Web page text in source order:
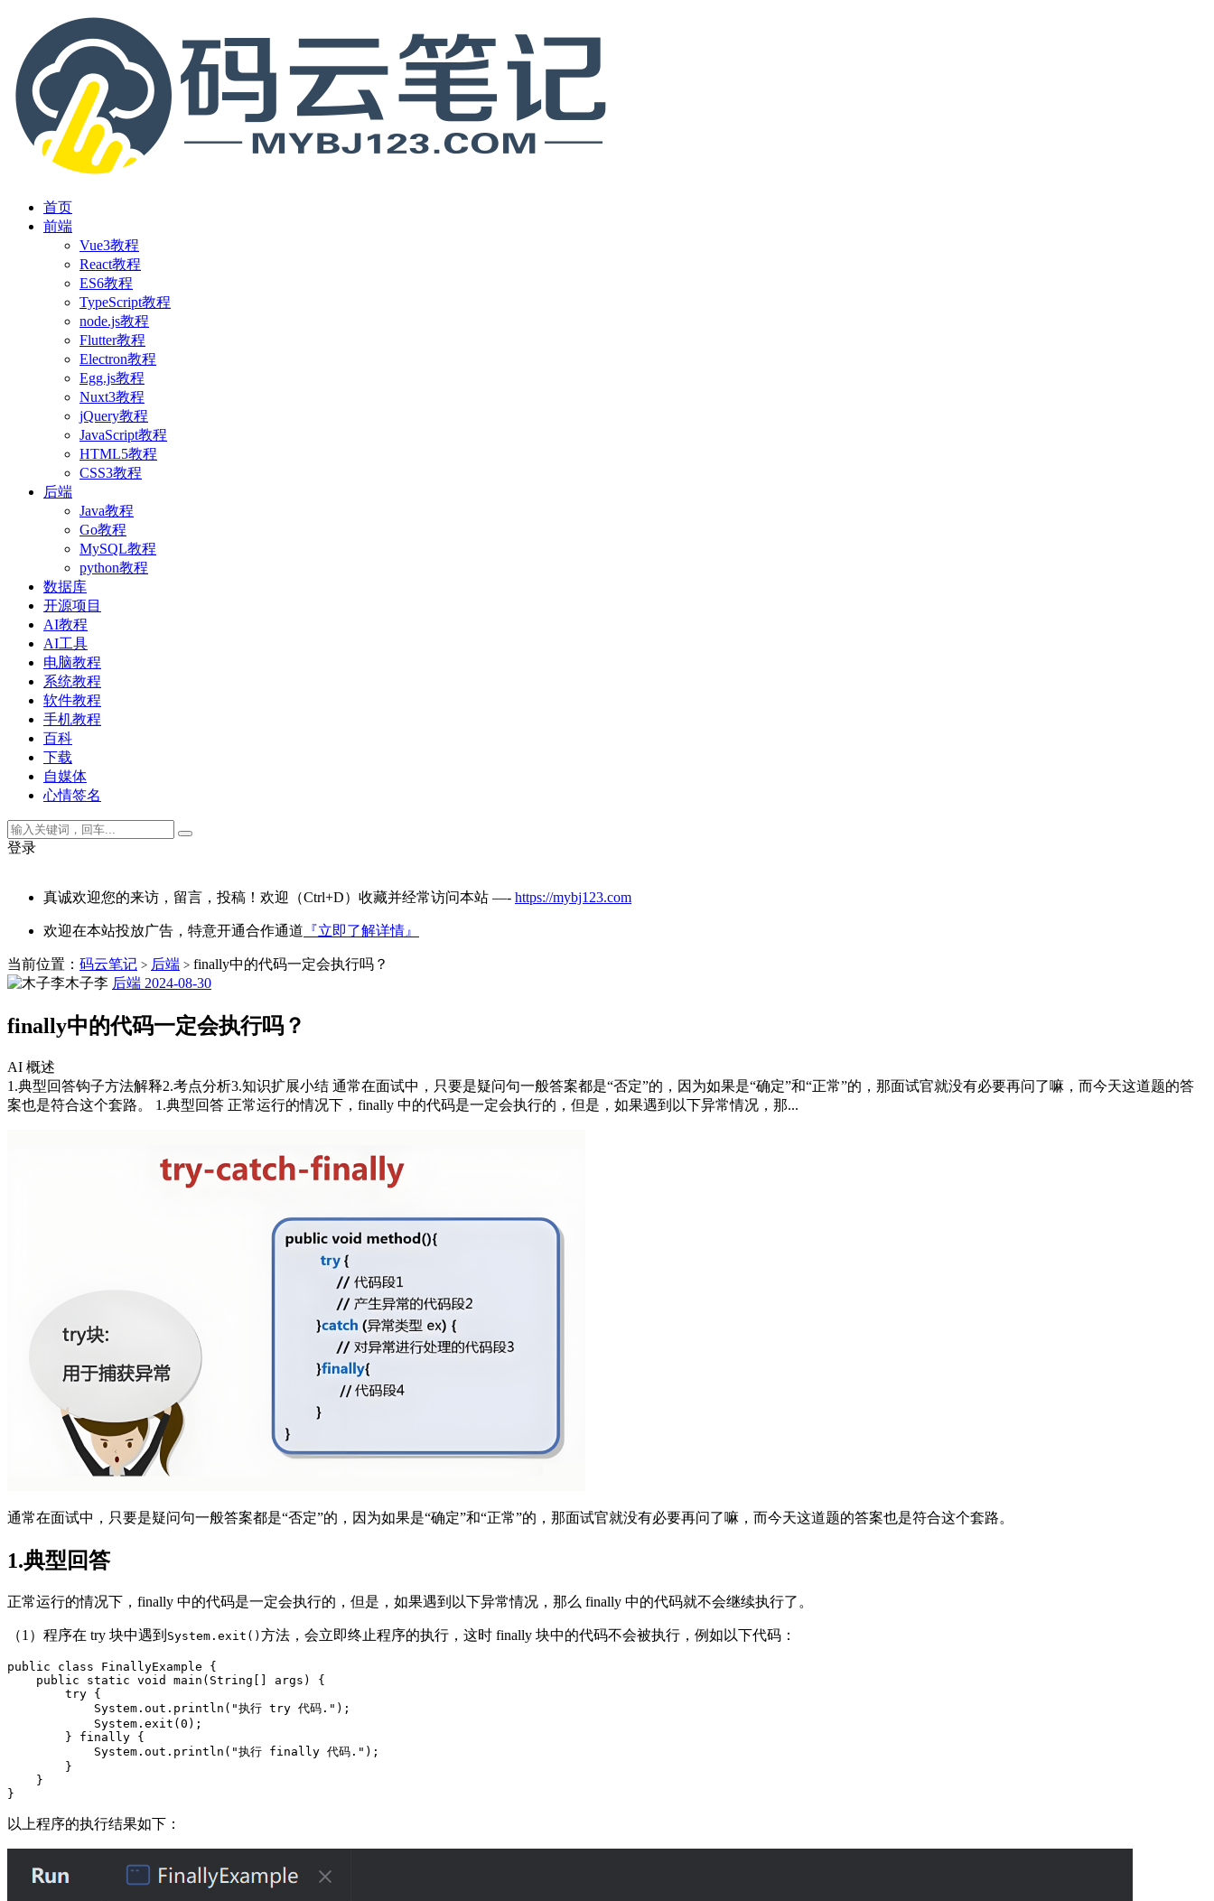
首页
前端
Vue3教程
React教程
ES6教程
TypeScript教程
node.js教程
Flutter教程
Electron教程
Egg.js教程
Nuxt3教程
jQuery教程
JavaScript教程
HTML5教程
CSS3教程
后端
Java教程
Go教程
MySQL教程
python教程
数据库
开源项目
AI教程
AI工具
电脑教程
系统教程
软件教程
手机教程
百科
下载
自媒体
心情签名
登录
真诚欢迎您的来访，留言，投稿！欢迎（Ctrl+D）收藏并经常访问本站 —- https://mybj123.com
欢迎在本站投放广告，特意开通合作通道 『立即了解详情』
当前位置： 码云笔记 > 后端 > finally中的代码一定会执行吗？
木子李 后端 2024-08-30
finally中的代码一定会执行吗？
AI 概述
1.典型回答钩子方法解释2.考点分析3.知识扩展小结 通常在面试中，只要是疑问句一般答案都是“否定”的，因为如果是“确定”和“正常”的，那面试官就没有必要再问了嘛，而今天这道题的答
案也是符合这个套路。 1.典型回答 正常运行的情况下，finally 中的代码是一定会执行的，但是，如果遇到以下异常情况，那...
通常在面试中，只要是疑问句一般答案都是“否定”的，因为如果是“确定”和“正常”的，那面试官就没有必要再问了嘛，而今天这道题的答案也是符合这个套路。
1.典型回答
正常运行的情况下，finally 中的代码是一定会执行的，但是，如果遇到以下异常情况，那么 finally 中的代码就不会继续执行了。
（1）程序在 try 块中遇到 System.exit() 方法，会立即终止程序的执行，这时 finally 块中的代码不会被执行，例如以下代码：
public class FinallyExample {
    public static void main(String[] args) {
        try {
            System.out.println("执行 try 代码.");
            System.exit(0);
        } finally {
            System.out.println("执行 finally 代码.");
        }
    }
以上程序的执行结果如下：